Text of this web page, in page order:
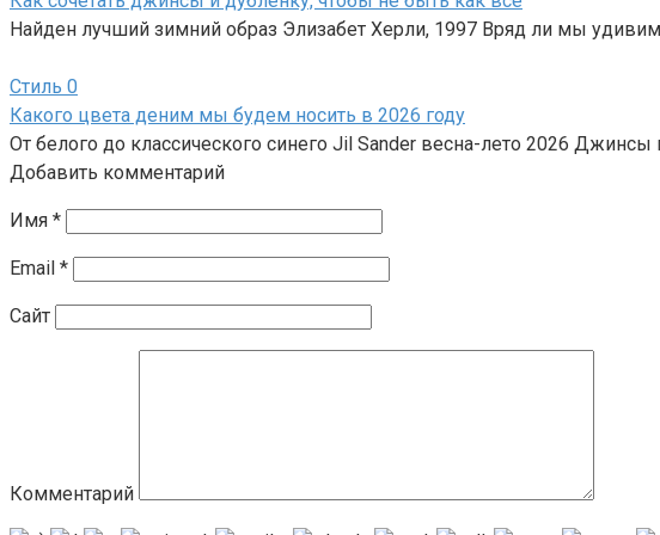
Найден лучший зимний образ Элизабет Херли, 1997 Вряд ли мы
Стиль 0
Какого цвета деним мы будем носить в 2026 году
От белого до классического синего Jil Sander весна-лето 2026
Добавить комментарий
Имя *
Email *
Сайт
Комментарий